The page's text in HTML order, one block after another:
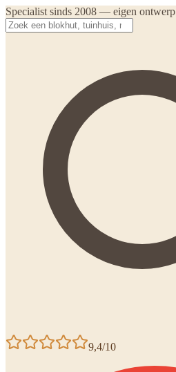
Specialist sinds 2008 — eigen ontwerp
9,4/10